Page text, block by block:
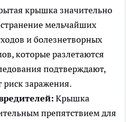
крышка значительно
мельчайших
и болезнетворных
которые разлетаются
подтверждают,
риск заражения.
Крышка
препятствием для